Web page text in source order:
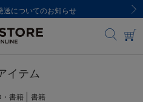
送についてのお知らせ
イテム
書籍
書籍